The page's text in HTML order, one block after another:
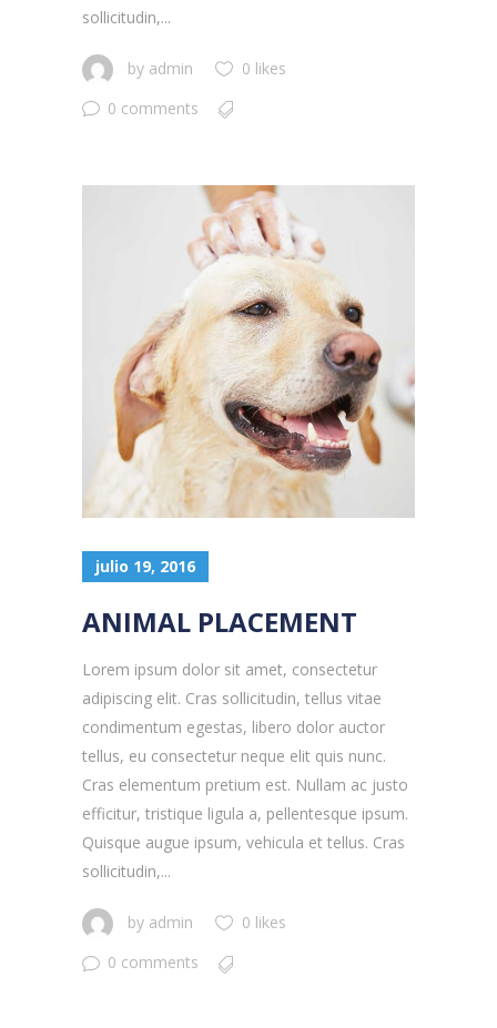
sollicitudin,...
by admin
0 likes
0 comments
julio 19, 2016
ANIMAL PLACEMENT
Lorem ipsum dolor sit amet, consectetur
adipiscing elit. Cras sollicitudin, tellus vitae
condimentum egestas, libero dolor auctor
tellus, eu consectetur neque elit quis nunc.
Cras elementum pretium est. Nullam ac justo
efficitur, tristique ligula a, pellentesque ipsum.
Quisque augue ipsum, vehicula et tellus. Cras
sollicitudin,...
by admin
0 likes
0 comments